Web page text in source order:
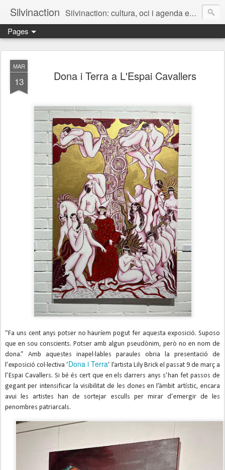
Silvinaction Silvinaction: cultura, oci i agenda en acció pel públic adult a Lleida
Pages
MAR
13 Dona i Terra a L'Espai Cavallers
“Fa uns cent anys potser no hauríem pogut fer aquesta exposició. Suposo
que en sou conscients. Potser amb algun pseudònim, però no en nom de
dona.” Amb aquestes inapel·lables paraules obria la presentació de
l’exposició col·lectiva ‘Dona i Terra’ l’artista Lily Brick el passat 9 de març a
l’Espai Cavallers. Si bé és cert que en els darrers anys s’han fet passos de
gegant per intensificar la visibilitat de les dones en l’àmbit artístic, encara
avui les artistes han de sortejar esculls per mirar d’emergir de les
penombres patriarcals.